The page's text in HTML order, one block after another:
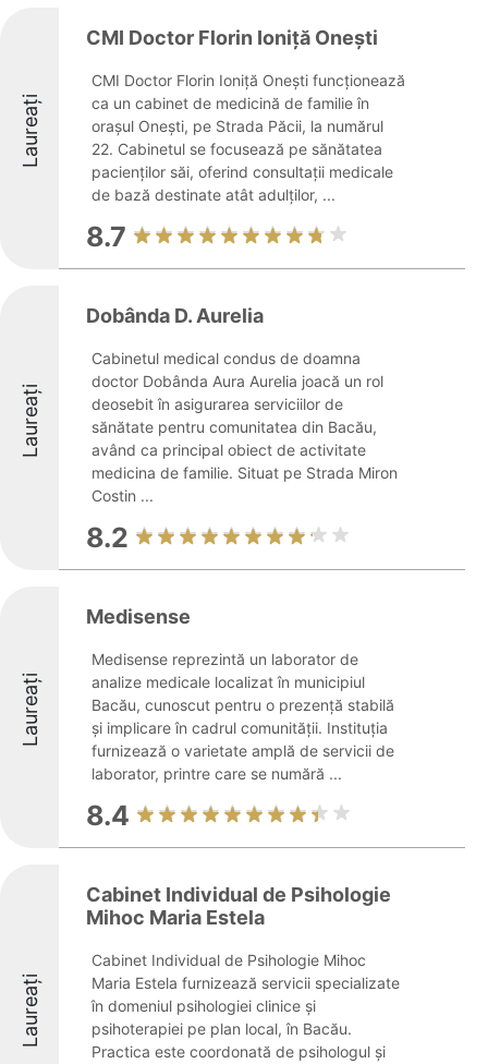
Laureați
CMI Doctor Florin Ioniță Onești
CMI Doctor Florin Ioniță Onești funcționează
ca un cabinet de medicină de familie în
orașul Onești, pe Strada Păcii, la numărul
22. Cabinetul se focusează pe sănătatea
pacienților săi, oferind consultații medicale
de bază destinate atât adulților, ...
8.7
Laureați
Dobânda D. Aurelia
Cabinetul medical condus de doamna
doctor Dobânda Aura Aurelia joacă un rol
deosebit în asigurarea serviciilor de
sănătate pentru comunitatea din Bacău,
având ca principal obiect de activitate
medicina de familie. Situat pe Strada Miron
Costin ...
8.2
Laureați
Medisense
Medisense reprezintă un laborator de
analize medicale localizat în municipiul
Bacău, cunoscut pentru o prezență stabilă
și implicare în cadrul comunității. Instituția
furnizează o varietate amplă de servicii de
laborator, printre care se numără ...
8.4
Laureați
Cabinet Individual de Psihologie
Mihoc Maria Estela
Cabinet Individual de Psihologie Mihoc
Maria Estela furnizează servicii specializate
în domeniul psihologiei clinice și
psihoterapiei pe plan local, în Bacău.
Practica este coordonată de psihologul și